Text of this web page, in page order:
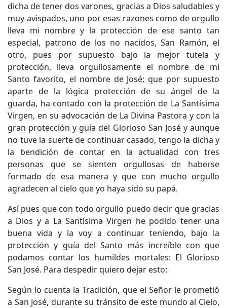
dicha de tener dos varones, gracias a Dios saludables y
muy avispados, uno por esas razones como de orgullo
lleva mi nombre y la protección de ese santo tan
especial, patrono de los no nacidos, San Ramón, el
otro, pues por supuesto bajo la mejor tutela y
protección, lleva orgullosamente el nombre de mi
Santo favorito, el nombre de José; que por supuesto
aparte de la lógica protección de su ángel de la
guarda, ha contado con la protección de La Santísima
Virgen, en su advocación de La Divina Pastora y con la
gran protección y guía del Glorioso San José y aunque
no tuve la suerte de continuar casado, tengo la dicha y
la bendición de contar en la actualidad con tres
personas que se sienten orgullosas de haberse
formado de esa manera y que con mucho orgullo
agradecen al cielo que yo haya sido su papá.
Así pues que con todo orgullo puedo decir que gracias
a Dios y a La Santísima Virgen he podido tener una
buena vida y la voy a continuar teniendo, bajo la
protección y guía del Santo más increíble con que
podamos contar los humildes mortales: El Glorioso
San José. Para despedir quiero dejar esto:
Según lo cuenta la Tradición, que el Señor le prometió
a San José, durante su tránsito de este mundo al Cielo,